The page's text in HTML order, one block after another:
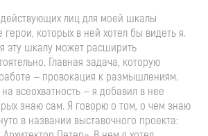
лиц для моей шкалы
герои, которых в ней хотел бы видеть я.
эту шкалу может расширить
Главная задача, которую
— провокация к размышлениям.
всеохватность — я добавил в нее
знаю сам. Я говорю о том, о чем знаю
в названии выставочного проекта: